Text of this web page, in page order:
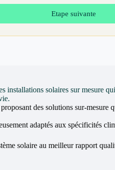
Etape suivante
solaires sur mesure
des solutions sur-mesure
adaptés aux spécificités
solaire au meilleur rapport